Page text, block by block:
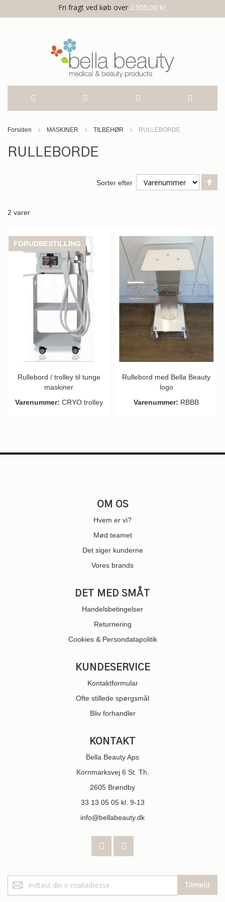
Fri fragt ved køb over 2.500,00 kr.
Forsiden MASKINER TILBEHØR RULLEBORDE
RULLEBORDE
2 varer
Sorter efter
FORUDBESTILLING
Rullebord / trolley til tunge
maskiner
Varenummer: CRYO trolley
Rullebord med Bella Beauty
logo
Varenummer: RBBB
OM OS
Hvem er vi?
Mød teamet
Det siger kunderne
Vores brands
DET MED SMÅT
Handelsbetingelser
Returnering
Cookies & Persondatapolitik
KUNDESERVICE
Kontaktformular
Ofte stillede spørgsmål
Bliv forhandler
KONTAKT
Bella Beauty Aps
Kornmarksvej 6 St. Th.
2605 Brøndby
33 13 05 05kl. 9-13
info@bellabeauty.dk
Tilmeld
dig
Tilmeld